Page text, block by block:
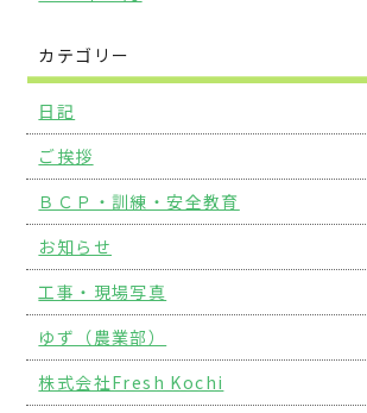
カテゴリー
日記
ご挨拶
ＢＣＰ・訓練・安全教育
お知らせ
工事・現場写真
ゆず（農業部）
株式会社Fresh Kochi